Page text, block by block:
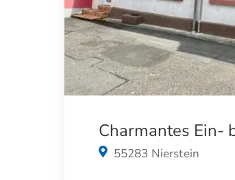
Charmantes Ein-
55283 Nierstein